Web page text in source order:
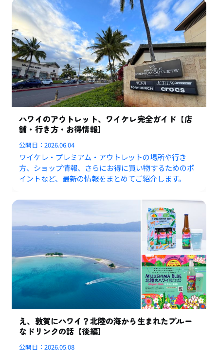
ハワイのアウトレット、ワイケレ完全ガイド【店
舗・行き方・お得情報】
公開日：2026.06.04
ワイケレ・プレミアム・アウトレットの場所や行き
方、ショップ情報、さらにお得に買い物するためのポ
イントなど、最新の情報をまとめてご紹介します。
え、敦賀にハワイ？北陸の海から生まれたブルー
なドリンクの話【後編】
公開日：2026.05.08